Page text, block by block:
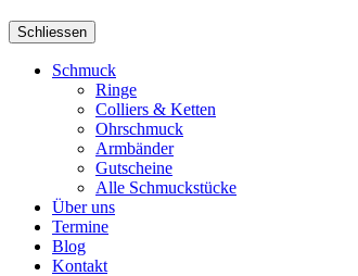
Schliessen
Schmuck
Ringe
Colliers & Ketten
Ohrschmuck
Armbänder
Gutscheine
Alle Schmuckstücke
Über uns
Termine
Blog
Kontakt